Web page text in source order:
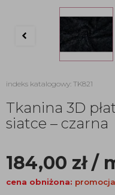
indeks katalogowy: TK821
Tkanina 3D
siatce – czarna
184,00 zł/
cena obniżona: